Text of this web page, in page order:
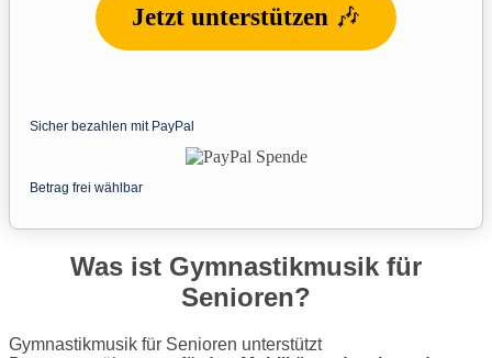
Jetzt unterstützen 🎶
Sicher bezahlen mit PayPal
Betrag frei wählbar
Was ist Gymnastikmusik für
Senioren?
Gymnastikmusik für Senioren unterstützt